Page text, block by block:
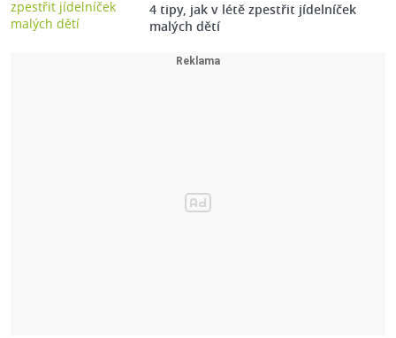
4 tipy, jak v létě zpestřit jídelníček
malých dětí